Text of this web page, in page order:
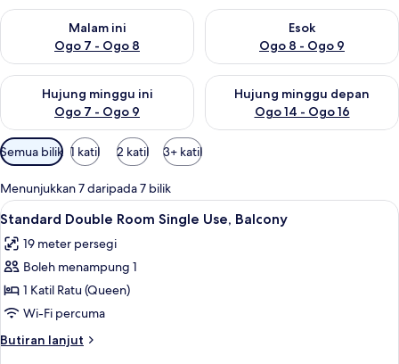
Malam ini
Ogo 7 - Ogo 8
Semak ketersediaan untuk malam ini Ogo 7 - Ogo 8
Esok
Ogo 8 - Ogo 9
Semak ketersediaan untuk
Hujung minggu ini
Ogo 7 - Ogo 9
Semak ketersediaan untuk hujung minggu ini Ogo 7 - Ogo 9
Hujung minggu depan
Ogo 14 - Ogo 16
Semak ketersediaan untuk
Penapis
yang
tersedia
untuk
bilik
Semua bilik 1 katil 2 katil 3+ katil
Menunjukkan 7 daripada 7 bilik
Lihat
semua
foto
untuk
Standard
Double
Room
Single
Bar mini, peti besi dalam bilik, meja,
4
Standard Double Room Single Use, Balcony
19 meter persegi
Boleh menampung 1
1 Katil Ratu (Queen)
Wi-Fi percuma
Butiran lanjut
Butiran